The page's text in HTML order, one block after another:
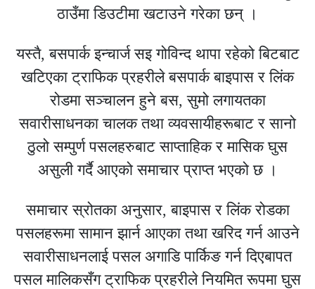
ठाउँमा डिउटीमा खटाउने गरेका छन् ।
यस्तै, बसपार्क इन्चार्ज सइ गोविन्द थापा रहेको बिटबाट
खटिएका ट्राफिक प्रहरीले बसपार्क बाइपास र लिंक
रोडमा सञ्चालन हुने बस, सुमो लगायतका
सवारीसाधनका चालक तथा व्यवसायीहरूबाट र सानो
ठुलो सम्पुर्ण पसलहरुबाट साप्ताहिक र मासिक घुस
असुली गर्दै आएको समाचार प्राप्त भएको छ ।
समाचार स्रोतका अनुसार, बाइपास र लिंक रोडका
पसलहरूमा सामान झार्न आएका तथा खरिद गर्न आउने
सवारीसाधनलाई पसल अगाडि पार्किङ गर्न दिएबापत
पसल मालिकसँग ट्राफिक प्रहरीले नियमित रूपमा घुस